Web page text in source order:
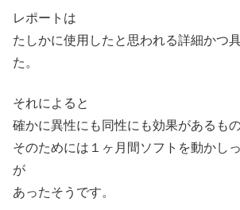
レポートは
たしかに使用したと思われる詳細かつ
た。
それによると
確かに異性にも同性にも効果があるもの
そのためには１ヶ月間ソフトを動かし
が
あったそうです。